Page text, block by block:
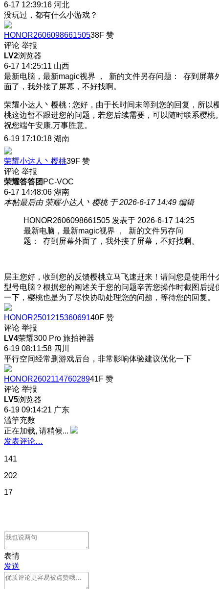
6-17 12:39:16 河北
没玩过，都有什么小游戏？
HONOR260609866150538F 赞
评论 举报
LV2浏览器
6-17 14:25:11 山西
最新电脑，最新magic视界 ， 新的文件另存问题： 存到屏幕
面了，我外接了屏幕，不好找啊。
荣耀小达人丶樱桃 : 您好，由于长时间未等到您的回复，所以
桃这边暂不跟进您的问题，若您后续需要，可以随时联系樱桃
祝您端午安康,万事胜意。
6-19 17:10:18 湖南
荣耀小达人丶樱桃39F 赞
评论 举报
荣耀答答团 PC-VOC
6-17 14:48:06 湖南
本帖最后由 荣耀小达人丶樱桃 于 2026-6-17 14:49 编辑
HONOR2606098661505 发表于 2026-6-17 14:25
最新电脑，最新magic视界 ， 新的文件另存问
题： 存到屏幕外面了，我外接了屏幕，不好找啊。
层主您好，收到您的反馈樱桃立马飞速赶来！请问您是使用什
型号电脑？根据您的阐述关于您的问题辛苦您操作时截图后提
一下，樱桃也是为了尽快协助处理您的问题，等待您的回复。
HONOR250121536069140F 赞
评论 举报
LV4荣耀300 Pro 旅拍神器
6-19 08:11:58 四川
平行空间经常删游戏后台，非常影响体验建议优化一下
HONOR260211476028941F 赞
评论 举报
LV5浏览器
6-19 09:14:21 广东
滥竽充数
正在加载, 请稍候...
发表评论…
141
202
17
表情
发送